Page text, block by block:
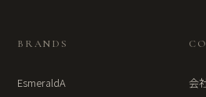
BRANDS
EsmeraldA
会